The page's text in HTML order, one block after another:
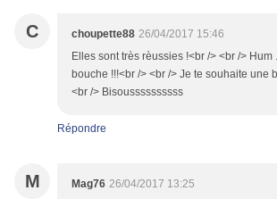
C choupette88 26/04/2017 15:46
Elles sont très rèussies !<br /> <br />
bouche !!!<br /> <br /> Je te souhaite une
<br /> Bisoussssssssss
Répondre
M Mag76 26/04/2017 13:25